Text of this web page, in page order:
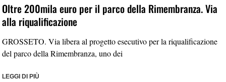
Oltre 200mila euro per il parco della Rimembranza. Via
alla riqualificazione
GROSSETO. Via libera al progetto esecutivo per la riqualificazione
del parco della Rimembranza, uno dei
LEGGI DI PIÙ